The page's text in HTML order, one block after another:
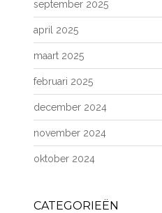
september 2025
april 2025
maart 2025
februari 2025
december 2024
november 2024
oktober 2024
CATEGORIEËN